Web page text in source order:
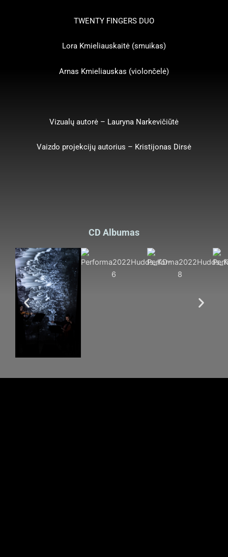
TWENTY FINGERS DUO
Lora Kmieliauskaitė (smuikas)
Arnas Kmieliauskas (violončelė)
Vizualų autorė – Lauryna Narkevičiūtė
Vaizdo projekcijų autorius – Kristijonas Dirsė
CD Albumas